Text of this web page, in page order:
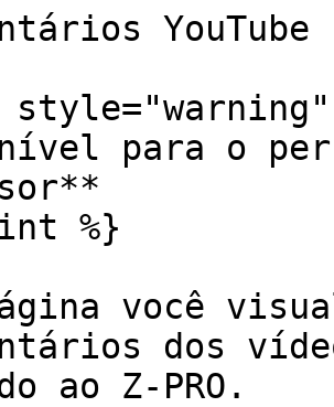
YouTube
para o
%}
você
dos
ao Z-PRO.